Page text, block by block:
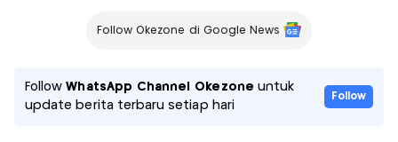
Follow Okezone di Google News
FollowWhatsApp Channel Okezone untuk
update berita terbaru setiap hari
Follow